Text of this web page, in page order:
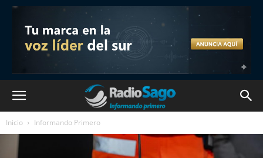
Inicio Informando Primero